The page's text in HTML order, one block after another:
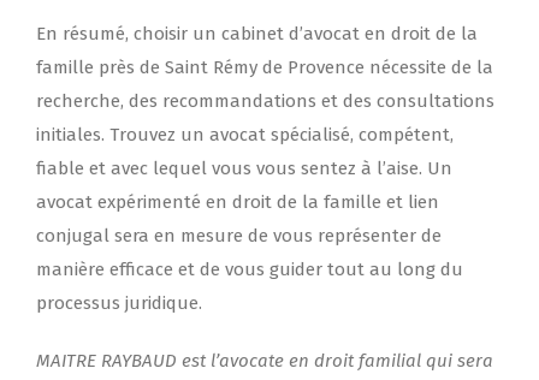
En résumé, choisir un cabinet d’avocat en droit de la
famille près de Saint Rémy de Provence nécessite de la
recherche, des recommandations et des consultations
initiales. Trouvez un avocat spécialisé, compétent,
fiable et avec lequel vous vous sentez à l’aise. Un
avocat expérimenté en droit de la famille et lien
conjugal sera en mesure de vous représenter de
manière efficace et de vous guider tout au long du
processus juridique.
MAITRE RAYBAUD est l’avocate en droit familial qui sera